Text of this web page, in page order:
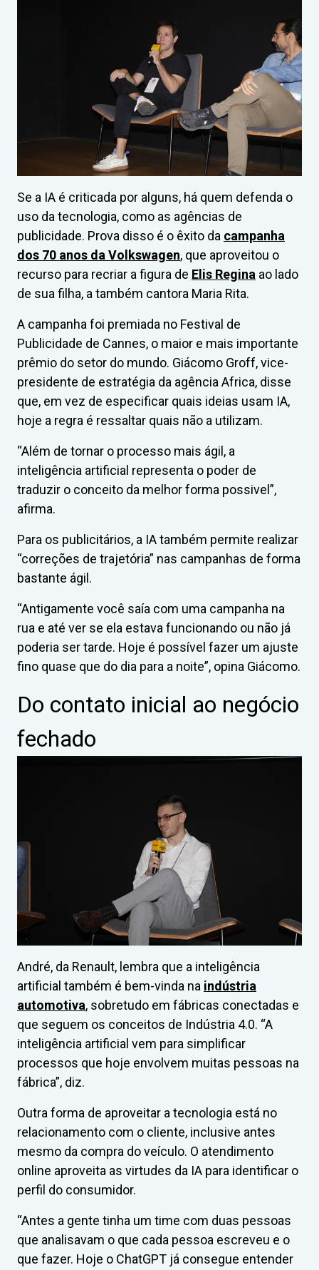
Se a IA é criticada por alguns, há quem defenda o
uso da tecnologia, como as agências de
publicidade. Prova disso é o êxito da campanha
dos 70 anos da Volkswagen, que aproveitou o
recurso para recriar a figura de Elis Regina ao lado
de sua filha, a também cantora Maria Rita.
A campanha foi premiada no Festival de
Publicidade de Cannes, o maior e mais importante
prêmio do setor do mundo. Giácomo Groff, vice-
presidente de estratégia da agência Africa, disse
que, em vez de especificar quais ideias usam IA,
hoje a regra é ressaltar quais não a utilizam.
“Além de tornar o processo mais ágil, a
inteligência artificial representa o poder de
traduzir o conceito da melhor forma possivel”,
afirma.
Para os publicitários, a IA também permite realizar
“correções de trajetória” nas campanhas de forma
bastante ágil.
“Antigamente você saía com uma campanha na
rua e até ver se ela estava funcionando ou não já
poderia ser tarde. Hoje é possível fazer um ajuste
fino quase que do dia para a noite”, opina Giácomo.
Do contato inicial ao negócio
fechado
André, da Renault, lembra que a inteligência
artificial também é bem-vinda na indústria
automotiva, sobretudo em fábricas conectadas e
que seguem os conceitos de Indústria 4.0. “A
inteligência artificial vem para simplificar
processos que hoje envolvem muitas pessoas na
fábrica”, diz.
Outra forma de aproveitar a tecnologia está no
relacionamento com o cliente, inclusive antes
mesmo da compra do veículo. O atendimento
online aproveita as virtudes da IA para identificar o
perfil do consumidor.
“Antes a gente tinha um time com duas pessoas
que analisavam o que cada pessoa escreveu e o
que fazer. Hoje o ChatGPT já consegue entender